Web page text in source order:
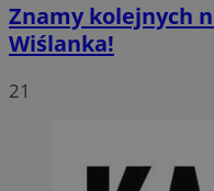
Znamy kolejnych
Wiślanka!
21